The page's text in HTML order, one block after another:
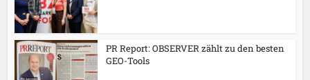
PR Report: OBSERVER zählt zu den besten
GEO-Tools